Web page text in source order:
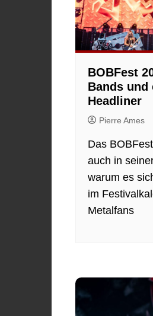
BOBFest
Bands und
Headliner
Pierre Ames
Das
auch in
warum es
im
Metalfans